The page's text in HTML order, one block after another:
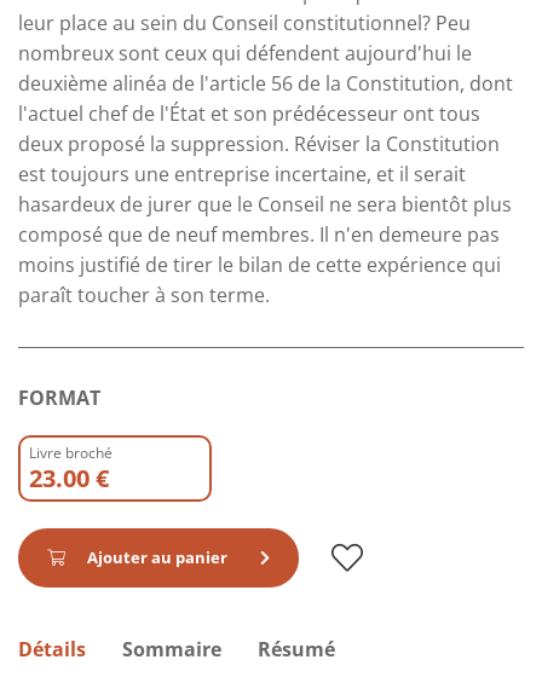
leur place au sein du Conseil constitutionnel? Peu
nombreux sont ceux qui défendent aujourd'hui le
deuxième alinéa de l'article 56 de la Constitution, dont
l'actuel chef de l'État et son prédécesseur ont tous
deux proposé la suppression. Réviser la Constitution
est toujours une entreprise incertaine, et il serait
hasardeux de jurer que le Conseil ne sera bientôt plus
composé que de neuf membres. Il n'en demeure pas
moins justifié de tirer le bilan de cette expérience qui
paraît toucher à son terme.
FORMAT
Livre broché
23.00 €
Ajouter au panier
Détails Sommaire Résumé